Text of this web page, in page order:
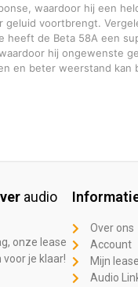
waardoor hij een
geluid voortbrengt.
heeft de Beta 58A een
hij ongewenste
en beter weerstand kan
audio
onze lease
je klaar!
Over ons
Account
Mijn
Audio